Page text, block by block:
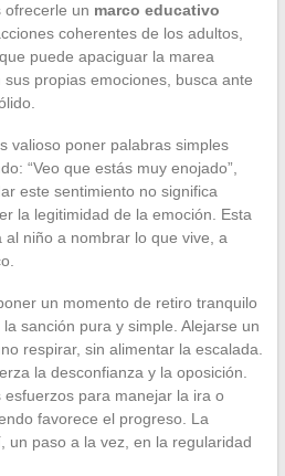
ofrecerle un marco educativo
coherentes de los adultos,
puede apaciguar la marea
propias emociones, busca ante
valioso poner palabras simples
“Veo que estás muy enojado”,
este sentimiento no significa
la legitimidad de la emoción. Esta
niño a nombrar lo que vive, a
un momento de retiro tranquilo
sanción pura y simple. Alejarse un
respirar, sin alimentar la escalada.
la desconfianza y la oposición.
para manejar la ira o
favorece el progreso. La
un paso a la vez, en la regularidad